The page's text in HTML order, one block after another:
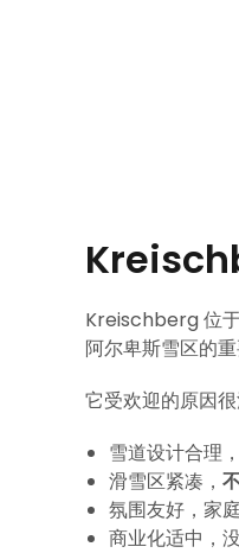
Kreischberg 位
阿尔卑斯雪区的重
它受欢迎的原因很
雪道设计合理
滑雪区紧凑，
氛围友好，家
商业化适中，